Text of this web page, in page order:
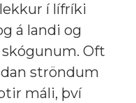
í lífríki
á landi og
Oft
ströndum
máli, því